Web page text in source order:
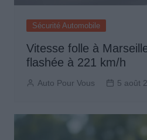
Sécurité Automobile
Vitesse folle à
flashée à 221 km/h
Auto Pour Vous 5 août